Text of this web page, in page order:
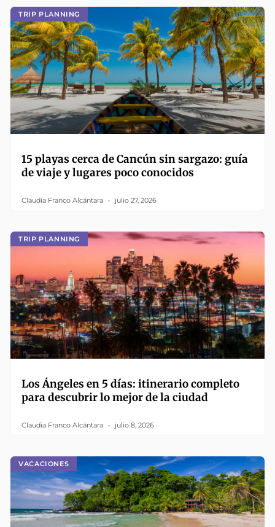
TRIP PLANNING
15 playas cerca de Cancún sin sargazo: guía
de viaje y lugares poco conocidos
Claudia Franco Alcántara julio 27, 2026
TRIP PLANNING
Los Ángeles en 5 días: itinerario completo
para descubrir lo mejor de la ciudad
Claudia Franco Alcántara julio 8, 2026
VACACIONES